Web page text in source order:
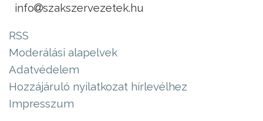
info
szakszervezetek.hu
RSS
Moderálási alapelvek
Adatvédelem
Hozzájáruló nyilatkozat hírlevélhez
Impresszum